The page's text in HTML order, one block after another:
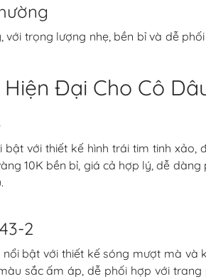
trọng lượng nhẹ, bền bỉ và dễ
Đại Cho Cô
bật với thiết kế hình trái tim tinh
10K bền bỉ, giá cả hợp lý, dễ
2
nổi bật với thiết kế sóng mượt mà
sắc ấm áp, dễ phối hợp với